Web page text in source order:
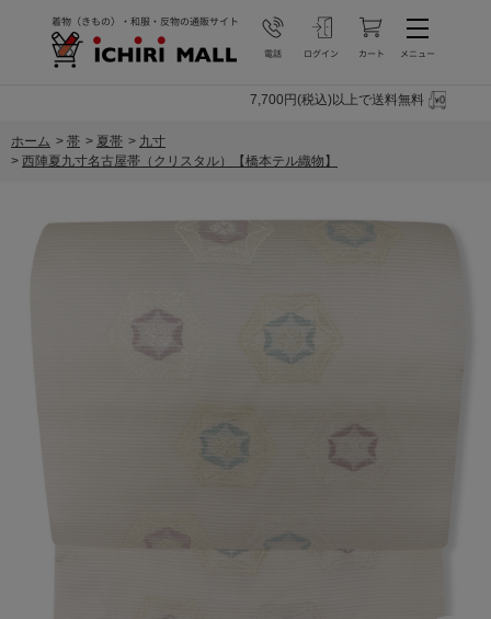
7,700円(税込)以上で送料無料
ホーム > 帯 > 夏帯 > 九寸
> 西陣夏九寸名古屋帯（クリスタル）【橋本テル織物】